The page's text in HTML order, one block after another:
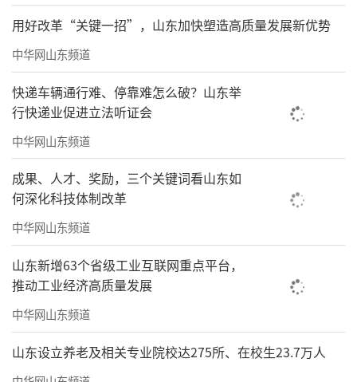
用好改革“关键一招”，山东加快塑造高质量发展新优势
中华网山东频道
快递车辆通行难、停靠难怎么破？山东举
行快递业促进立法听证会
中华网山东频道
成果、人才、奖励，三个关键词看山东如
何深化科技体制改革
中华网山东频道
山东新增63个省级工业互联网重点平台，
推动工业经济高质量发展
中华网山东频道
山东设立养老及相关专业院校达275所、在校生23.7万人